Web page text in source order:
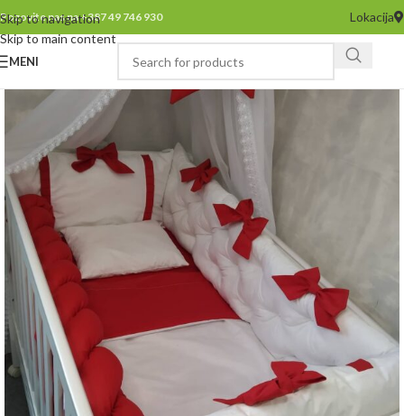
Skip to navigation
Skip to main content
Pozovite nas na +387 49 746 930 Lokacija
MENI